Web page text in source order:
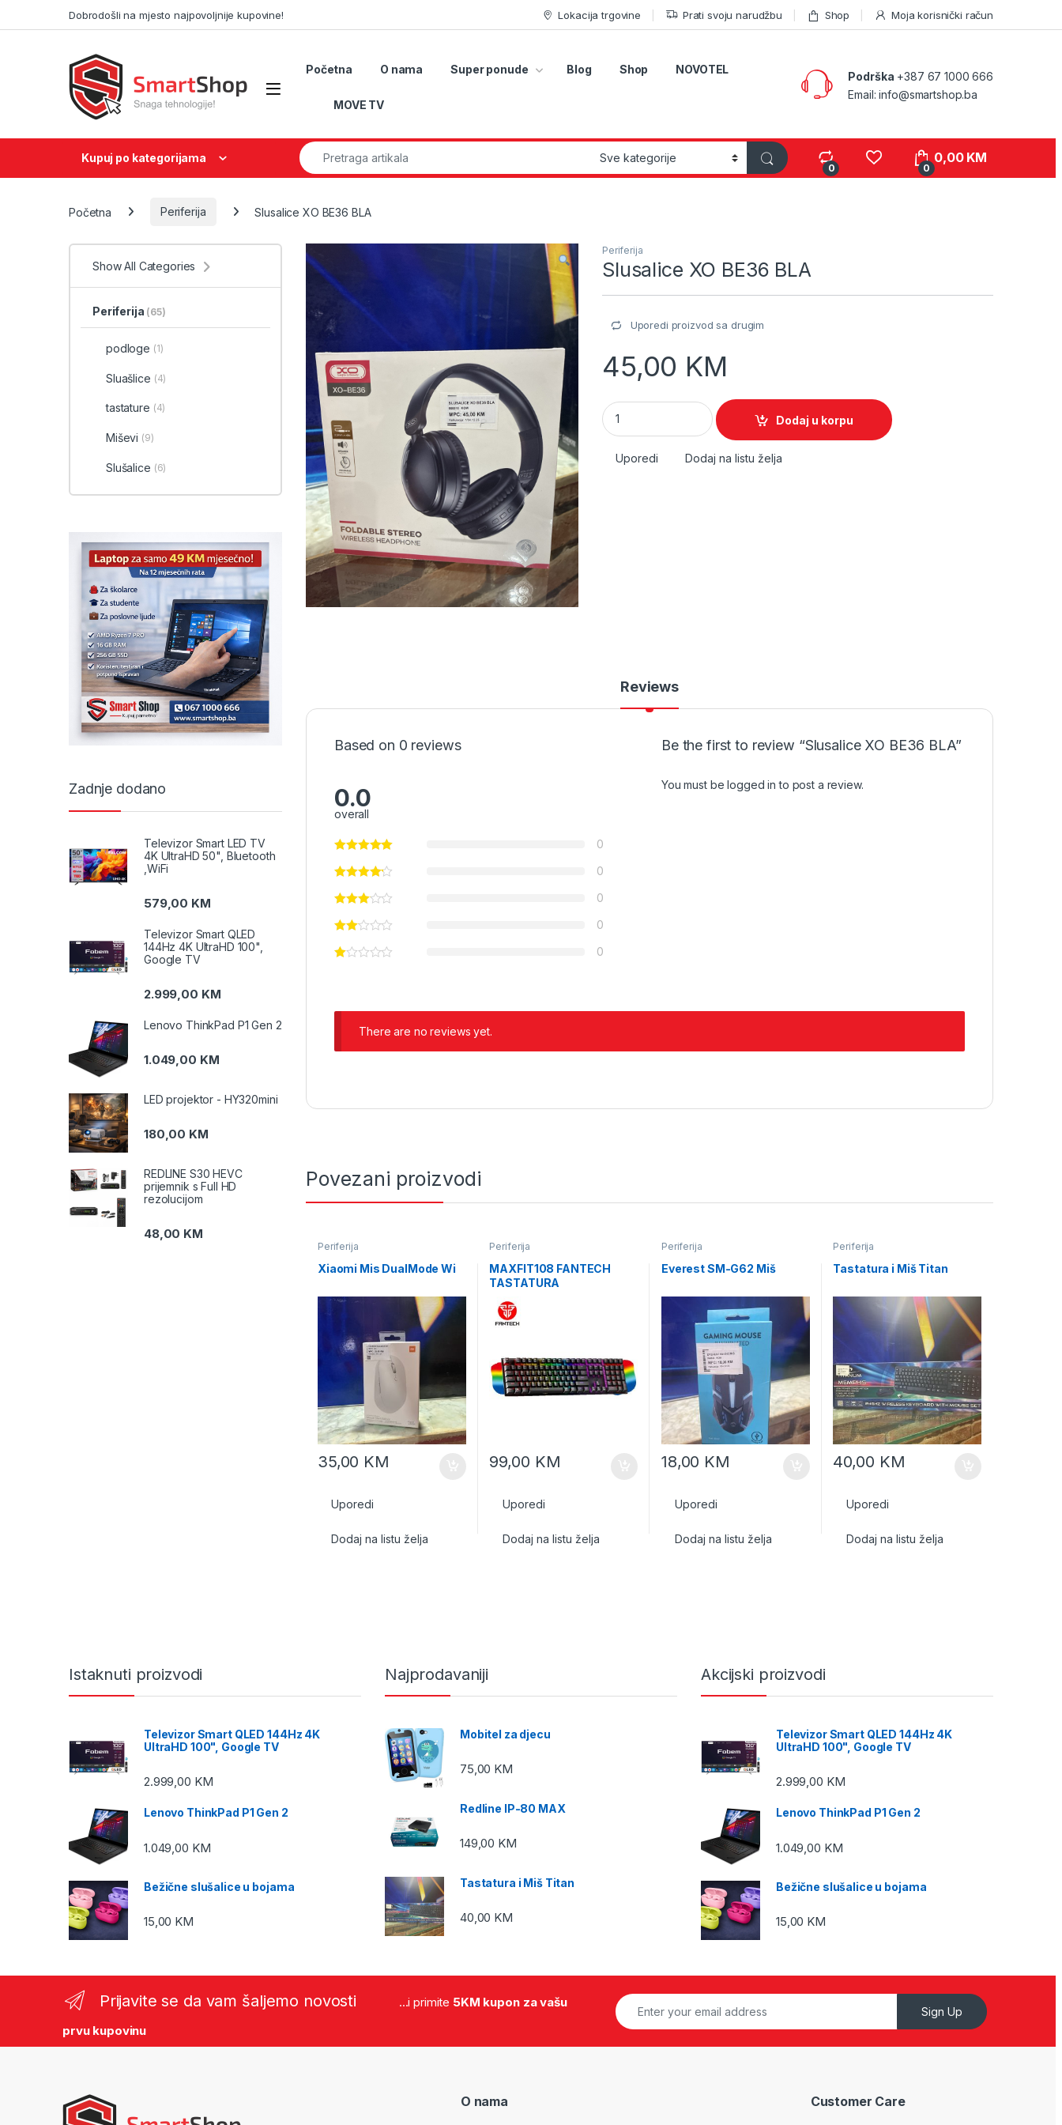
Dobrodošli na mjesto najpovoljnije kupovine! Lokacija trgovine Prati svoju narudžbu Shop Moja korisnički račun
Početna O nama Super ponude Blog Shop NOVOTEL
MOVE TV
Podrška +387 67 1000 666
Email: info@smartshop.ba
Kupuj po kategorijama
Search for:
0 0
0,00 KM
Početna Periferija Slusalice XO BE36 BLA
Periferija
Slusalice XO BE36 BLA
Uporedi proizvod sa drugim
45,00 KM
Slusalice XO BE36 BLA quantity
Dodaj u korpu
Uporedi Dodaj na listu želja
Reviews
Based on 0 reviews
0.0
overall
0
0
0
0
0
Be the first to review “Slusalice XO BE36 BLA”
You must belogged in to post a review.
There are no reviews yet.
Povezani proizvodi
Periferija
Xiaomi Mis DualMode Wi
35,00 KM
Uporedi
Dodaj na listu želja
Periferija
MAXFIT108 FANTECH
TASTATURA
99,00 KM
Uporedi
Dodaj na listu želja
Periferija
Everest SM-G62 Miš
18,00 KM
Uporedi
Dodaj na listu želja
Periferija
Tastatura i Miš Titan
40,00 KM
Uporedi
Dodaj na listu želja
Show All Categories
Periferija (65)
podloge (1)
Sluašlice (4)
tastature (4)
Miševi (9)
Slušalice (6)
Zadnje dodano
Televizor Smart LED TV
4K UltraHD 50", Bluetooth
,WiFi
579,00 KM
Televizor Smart QLED
144Hz 4K UltraHD 100",
Google TV
2.999,00 KM
Lenovo ThinkPad P1 Gen 2
1.049,00 KM
LED projektor - HY320mini
180,00 KM
REDLINE S30 HEVC
prijemnik s Full HD
rezolucijom
48,00 KM
Istaknuti proizvodi
Televizor Smart QLED 144Hz 4K
UltraHD 100", Google TV
2.999,00 KM
Lenovo ThinkPad P1 Gen 2
1.049,00 KM
Bežične slušalice u bojama
15,00 KM
Najprodavaniji
Mobitel za djecu
75,00 KM
Redline IP-80 MAX
149,00 KM
Tastatura i Miš Titan
40,00 KM
Akcijski proizvodi
Televizor Smart QLED 144Hz 4K
UltraHD 100", Google TV
2.999,00 KM
Lenovo ThinkPad P1 Gen 2
1.049,00 KM
Bežične slušalice u bojama
15,00 KM
Prijavite se da vam šaljemo novosti ...i primite 5KM kupon za vašu
prvu kupovinu
Sign Up
O nama Customer Care